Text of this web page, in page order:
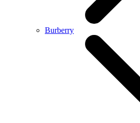
Burberry